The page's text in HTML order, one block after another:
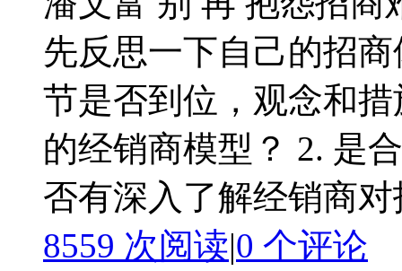
先反思一下自己的招
节是否到位，观念和
的经销商模型？ 2. 是
否有深入了解经销商
8559 次阅读|0 个评论